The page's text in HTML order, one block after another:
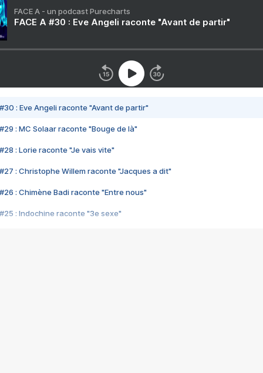
FACE A - un podcast Purecharts
FACE A #30 : Eve Angeli raconte "Avant de partir"
#30 : Eve Angeli raconte "Avant de partir"
#29 : MC Solaar raconte "Bouge de là"
#28 : Lorie raconte "Je vais vite"
#27 : Christophe Willem raconte "Jacques a dit"
#26 : Chimène Badi raconte "Entre nous"
#25 : Indochine raconte "3e sexe"